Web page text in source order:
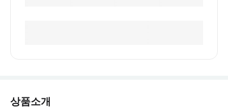
상품소개